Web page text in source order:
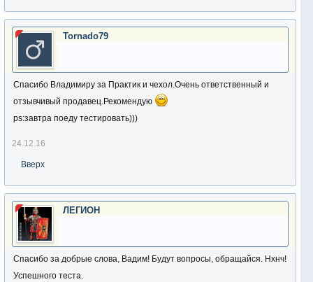
Tornado79
Спасибо Владимиру за Практик и чехол.Очень ответственный и
отзывчивый продавец.Рекомендую
ps:завтра поеду тестировать)))
24.12.16
Вверх
ЛЕГИОН
Спасибо за добрые слова, Вадим! Будут вопросы, обращайся. Нхнч!
Успешного теста.